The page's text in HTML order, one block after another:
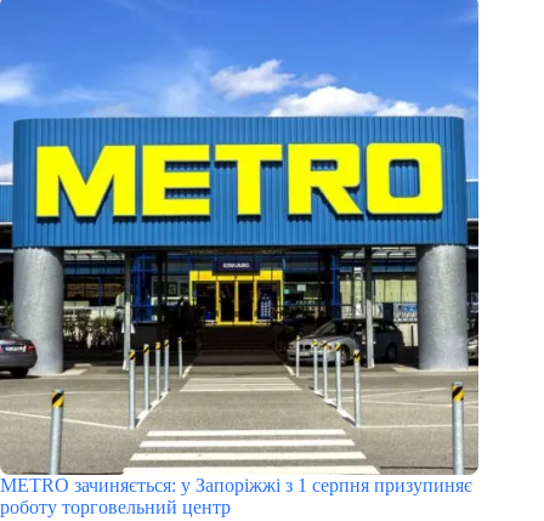
METRO зачиняється: у Запоріжжі з 1 серпня призупиняє
роботу торговельний центр